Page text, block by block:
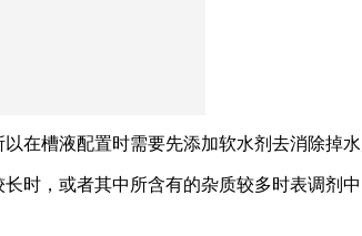
在槽液配置时需要先添加软水剂去消除掉水
时，或者其中所含有的杂质较多时表调剂